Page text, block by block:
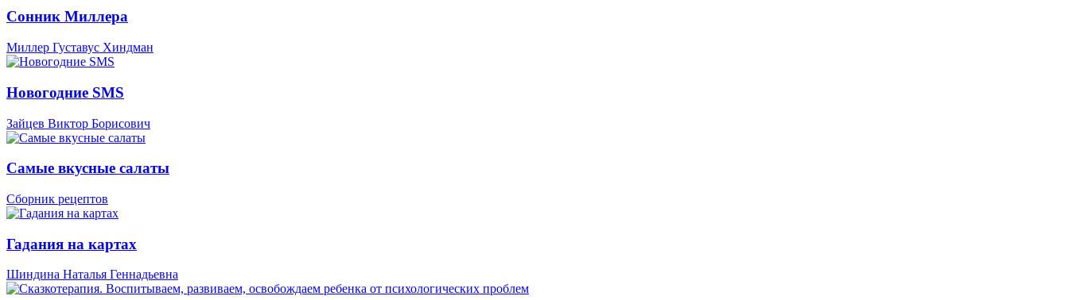
Сонник Миллера
Миллер Густавус Хиндман
Новогодние SMS
Зайцев Виктор Борисович
Самые вкусные салаты
Сборник рецептов
Гадания на картах
Шиндина Наталья Геннадьевна